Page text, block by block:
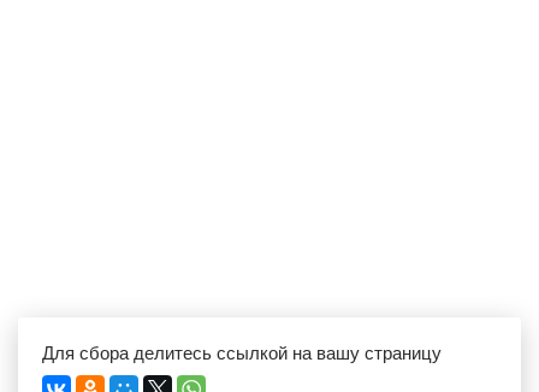
Для сбора делитесь ссылкой на вашу страницу